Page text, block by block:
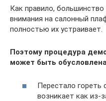
Как правило,
внимания на салонный
полностью их устраивает.
Поэтому процедура
может быть
Перестало гореть
возникает как из-